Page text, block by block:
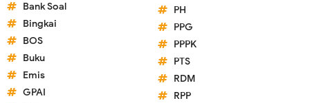
Bank Soal
Bingkai
BOS
Buku
Emis
GPAI
PH
PPG
PPPK
PTS
RDM
RPP